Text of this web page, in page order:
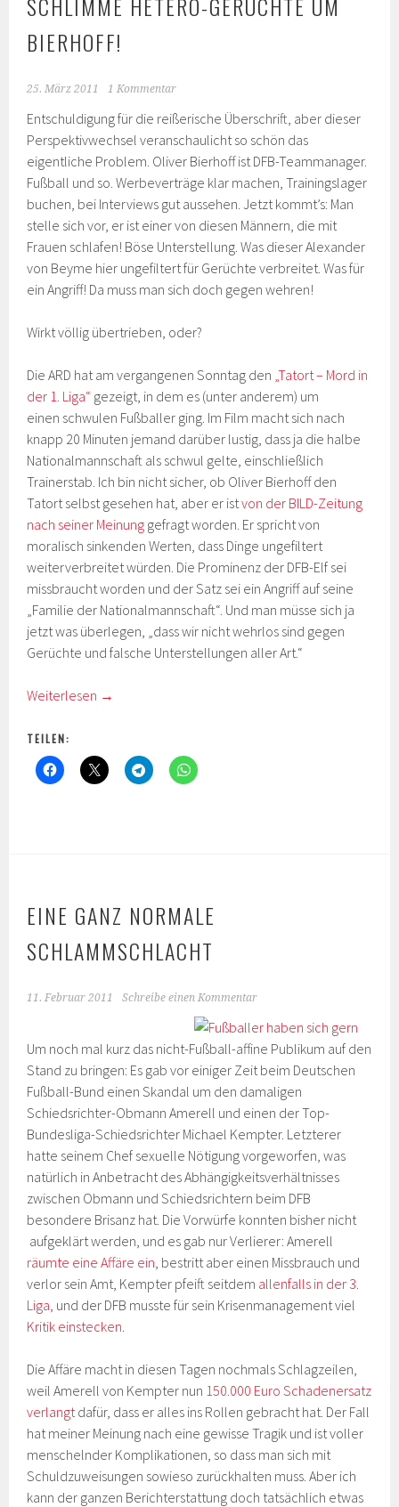
BIERHOFF!
25. März 2011 1 Kommentar
Entschuldigung für die reißerische Überschrift, aber dieser
Perspektivwechsel veranschaulicht so schön das
eigentliche Problem. Oliver Bierhoff ist DFB-Teammanager.
Fußball und so. Werbeverträge klar machen, Trainingslager
buchen, bei Interviews gut aussehen. Jetzt kommt’s: Man
stelle sich vor, er ist einer von diesen Männern, die mit
Frauen schlafen! Böse Unterstellung. Was dieser Alexander
von Beyme hier ungefiltert für Gerüchte verbreitet. Was für
ein Angriff! Da muss man sich doch gegen wehren!
Wirkt völlig übertrieben, oder?
Die ARD hat am vergangenen Sonntag den „Tatort – Mord in
der 1. Liga“ gezeigt, in dem es (unter anderem) um
einen schwulen Fußballer ging. Im Film macht sich nach
knapp 20 Minuten jemand darüber lustig, dass ja die halbe
Nationalmannschaft als schwul gelte, einschließlich
Trainerstab. Ich bin nicht sicher, ob Oliver Bierhoff den
Tatort selbst gesehen hat, aber er istvon der BILD-Zeitung
nach seiner Meinung gefragt worden. Er spricht von
moralisch sinkenden Werten, dass Dinge ungefiltert
weiterverbreitet würden. Die Prominenz der DFB-Elf sei
missbraucht worden und der Satz sei ein Angriff auf seine
„Familie der Nationalmannschaft“. Und man müsse sich ja
jetzt was überlegen, „dass wir nicht wehrlos sind gegen
Gerüchte und falsche Unterstellungen aller Art.“
Weiterlesen →
TEILEN:
EINE GANZ NORMALE
SCHLAMMSCHLACHT
11. Februar 2011 Schreibe einen Kommentar
Um noch mal kurz das nicht-Fußball-affine Publikum auf den
Stand zu bringen: Es gab vor einiger Zeit beim Deutschen
Fußball-Bund einen Skandal um den damaligen
Schiedsrichter-Obmann Amerell und einen der Top-
Bundesliga-Schiedsrichter Michael Kempter. Letzterer
hatte seinem Chef sexuelle Nötigung vorgeworfen, was
natürlich in Anbetracht des Abhängigkeitsverhältnisses
zwischen Obmann und Schiedsrichtern beim DFB
besondere Brisanz hat. Die Vorwürfe konnten bisher nicht
aufgeklärt werden, und es gab nur Verlierer: Amerell
räumte eine Affäre ein , bestritt aber einen Missbrauch und
verlor sein Amt, Kempter pfeift seitdem allenfalls in der 3.
Liga , und der DFB musste für sein Krisenmanagement viel
Kritik einstecken
Die Affäre macht in diesen Tagen nochmals Schlagzeilen,
weil Amerell von Kempter nun 150.000 Euro Schadenersatz
verlangt dafür, dass er alles ins Rollen gebracht hat. Der Fall
hat meiner Meinung nach eine gewisse Tragik und ist voller
menschelnder Komplikationen, so dass man sich mit
Schuldzuweisungen sowieso zurückhalten muss. Aber ich
kann der ganzen Berichterstattung doch tatsächlich etwas